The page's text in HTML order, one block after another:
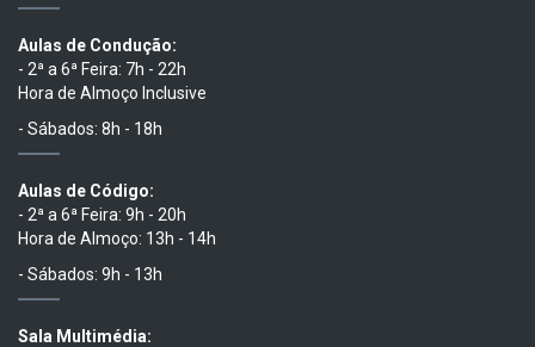
Aulas de Condução:
- 2ª a 6ª Feira: 7h - 22h
Hora de Almoço Inclusive
- Sábados: 8h - 18h
Aulas de Código:
- 2ª a 6ª Feira: 9h - 20h
Hora de Almoço: 13h - 14h
- Sábados: 9h - 13h
Sala Multimédia: